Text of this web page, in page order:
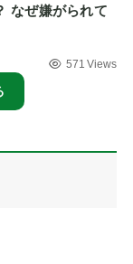
なぜ嫌がられて
571 Views